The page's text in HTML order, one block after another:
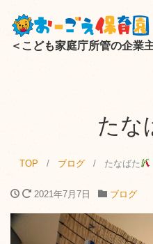
＜こども家庭庁所管の企業
たな
TOP ブログ たなばた
2021年7月7日 ブログ